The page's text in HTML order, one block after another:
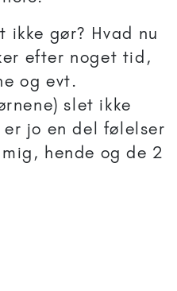
ikke gør? Hvad nu
efter noget tid,
og evt.
slet ikke
er jo en del følelser
hende og de 2